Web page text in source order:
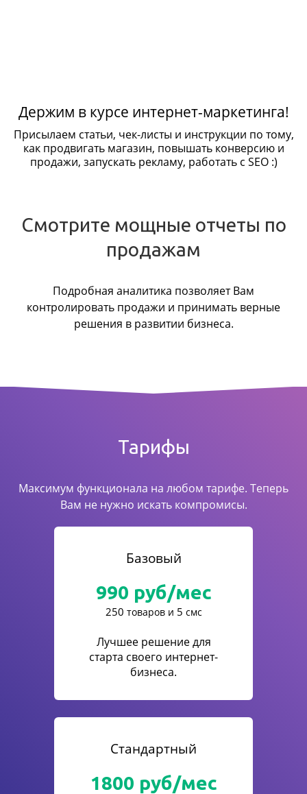
Держим в курсе интернет-маркетинга!
Присылаем статьи, чек-листы и инструкции по тому,
как продвигать магазин, повышать конверсию и
продажи, запускать рекламу, работать с SEO :)
Смотрите мощные отчеты по
продажам
Подробная аналитика позволяет Вам
контролировать продажи и принимать верные
решения в развитии бизнеса.
Тарифы
Максимум функционала на любом тарифе. Теперь
Вам не нужно искать компромисы.
Базовый
990 руб/мес
250 товаров и 5 смс
Лучшее решение для
старта своего интернет-
бизнеса.
Стандартный
1800 руб/мес